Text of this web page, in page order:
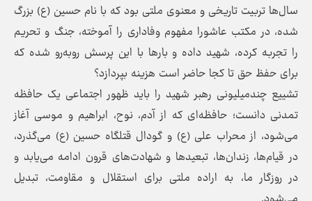
سال‌ها تربیت تاریخی و معنوی ملتی بود که با نام حسین (ع) بزرگ
شده، در مکتب عاشورا مفهوم وفاداری را آموخته، جنگ و تحریم
را تجربه کرده، شهید داده و بارها با این پرسش روبه‌رو شده که
برای حفظ حق تا کجا حاضر است هزینه بپردازد؟
تشییع چندمیلیونی رهبر شهید را باید ظهور اجتماعی یک حافظه
تمدنی دانست؛ حافظه‌ای که از آدم، نوح، ابراهیم و موسی آغاز
می‌شود، از محراب علی (ع) و گودال قتلگاه حسین (ع) می‌گذرد،
در قیام‌ها، زندان‌ها، تبعیدها و شهادت‌های قرون ادامه می‌یابد و
در روزگار ما، به اراده ملتی برای استقلال و مقاومت، تبدیل